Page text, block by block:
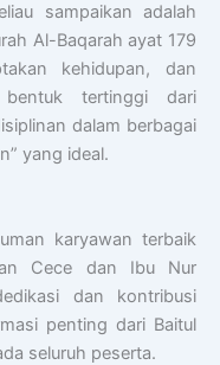
sampaikan adalah
Al-Baqarah ayat 179
kehidupan, dan
tertinggi dari
dalam berbagai
yang ideal.
karyawan terbaik
Cece dan Ibu Nur
dan kontribusi
penting dari Baitul
seluruh peserta.